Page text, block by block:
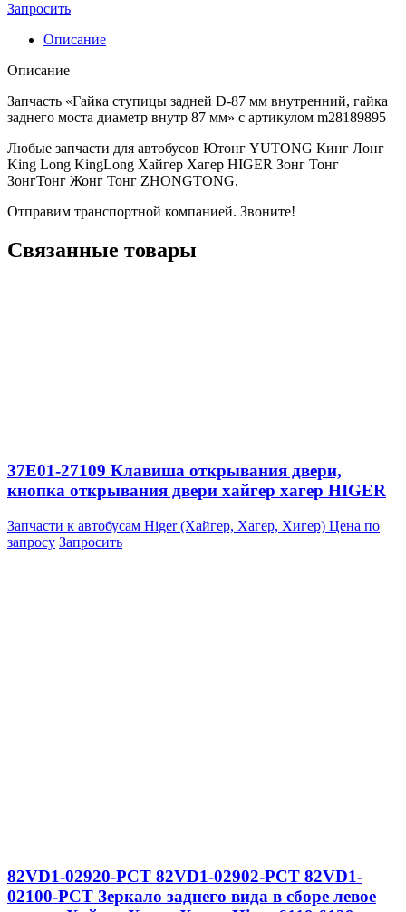
Запросить
Описание
Описание
Запчасть «Гайка ступицы задней D-87 мм внутренний, гайка
заднего моста диаметр внутр 87 мм» с артикулом m28189895
Любые запчасти для автобусов Ютонг YUTONG Кинг Лонг
King Long KingLong Хайгер Хагер HIGER Зонг Тонг
ЗонгТонг Жонг Тонг ZHONGTONG.
Отправим транспортной компанией. Звоните!
Связанные товары
37E01-27109 Клавиша открывания двери,
кнопка открывания двери хайгер хагер HIGER
Запчасти к автобусам Higer (Хайгер, Хагер, Хигер) Цена по
запросу Запросить
82VD1-02920-PCT 82VD1-02902-PCT 82VD1-
02100-PCT Зеркало заднего вида в сборе левое